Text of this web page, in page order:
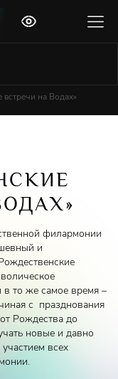
встречи на Водах»
филармонии
и
в то же самое время –
с празднования
Рождества до
новые и давно
всех